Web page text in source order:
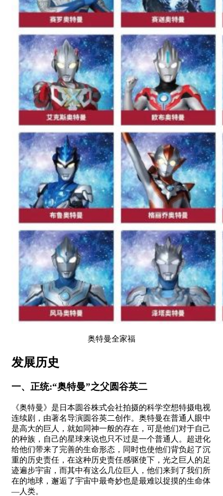
奥特曼全家福
发展历史
一、正统:“奥特曼”之父圆谷英二
《奥特曼》是日本圆谷株式会社拍摄的科学空想特摄电视
连续剧，由著名导演圆谷英二创作。奥特曼在普通人眼中
是高大的巨人，就如同神一般的存在，可是他们对于自己
的种族，自己的星球来说也只不过是一个普通人。超进化
给他们带来了完善的生命形态，同时也使他们背负起了沉
重的历史责任，在这种历史责任感驱使下，光之巨人的足
迹遍步宇宙，而其中有这么几位巨人，他们来到了我们所
在的地球，邂逅了宇宙中最奇妙也是最难以捉摸的生命体
—人类。